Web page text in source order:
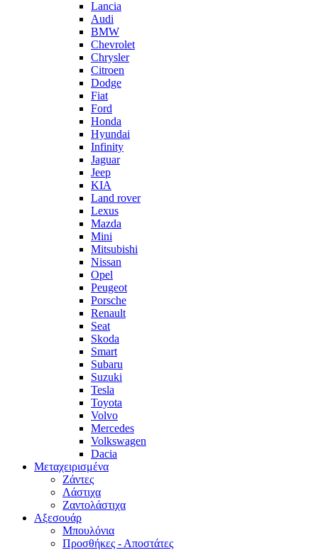
Lancia
Audi
BMW
Chevrolet
Chrysler
Citroen
Dodge
Fiat
Ford
Honda
Hyundai
Infinity
Jaguar
Jeep
KIA
Land rover
Lexus
Mazda
Mini
Mitsubishi
Nissan
Opel
Peugeot
Porsche
Renault
Seat
Skoda
Smart
Subaru
Suzuki
Tesla
Toyota
Volvo
Mercedes
Volkswagen
Dacia
Μεταχειρισμένα
Zάντες
Λάστιχα
Ζαντολάστιχα
Αξεσουάρ
Μπουλόνια
Προσθήκες - Αποστάτες